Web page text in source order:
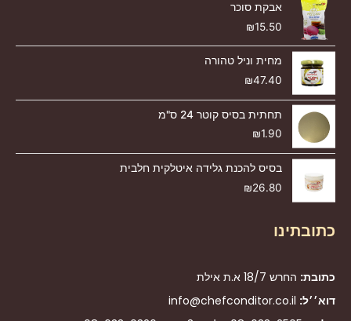
אבקת סוכר
₪15.50
מחית וניל טהורה
₪47.40
תחתית בסיס קוטר 24 ס"מ
₪1.90
בסיס להכנת גלידה איטלקית חלבית
₪26.80
כתובתינו
כתובת: החרש 18/7 א.ת אילת
דוא׳׳ל: info@chefconditor.co.il